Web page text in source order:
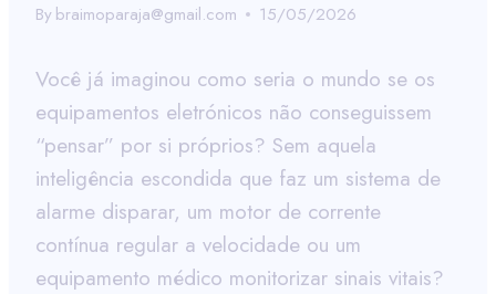
Bybraimoparaja@gmail.com 15/05/2026
Você já imaginou como seria o mundo se os
equipamentos eletrónicos não conseguissem
“pensar” por si próprios? Sem aquela
inteligência escondida que faz um sistema de
alarme disparar, um motor de corrente
contínua regular a velocidade ou um
equipamento médico monitorizar sinais vitais?